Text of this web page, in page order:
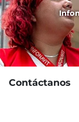
Contáctanos